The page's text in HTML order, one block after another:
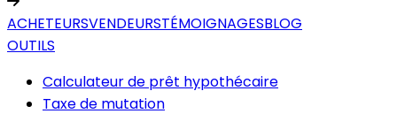
ACHETEURSVENDEURSTÉMOIGNAGESBLOG
OUTILS
Calculateur de prêt hypothécaire
Taxe de mutation